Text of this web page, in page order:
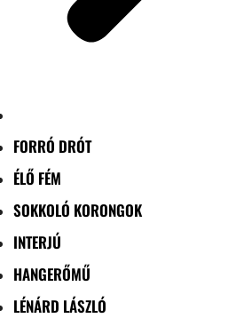
FORRÓ DRÓT
ÉLŐ FÉM
SOKKOLÓ KORONGOK
INTERJÚ
HANGERŐMŰ
LÉNÁRD LÁSZLÓ